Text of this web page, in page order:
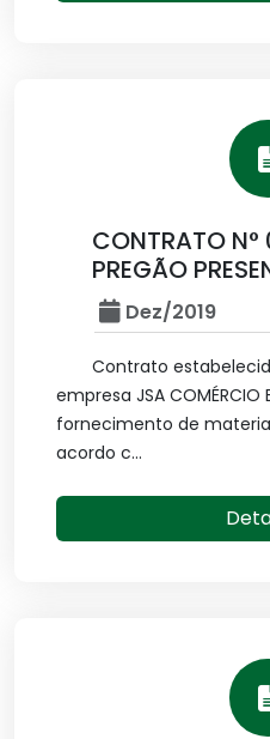
CONTRATO
PREGÃO
Dez/2019
Contrato
empresa JSA COMÉRCIO
fornecimento de
acordo c...